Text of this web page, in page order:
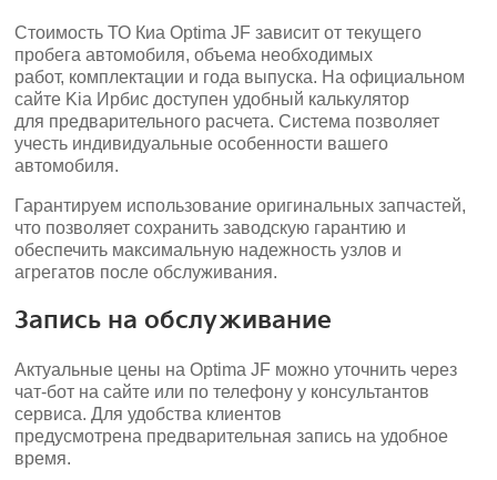
Стоимость ТО Киа Optima JF зависит от текущего
пробега автомобиля, объема необходимых
работ, комплектации и года выпуска. На официальном
сайте Kia Ирбис доступен удобный калькулятор
для предварительного расчета. Система позволяет
учесть индивидуальные особенности вашего
автомобиля.
Гарантируем использование оригинальных запчастей,
что позволяет сохранить заводскую гарантию и
обеспечить максимальную надежность узлов и
агрегатов после обслуживания.
Запись на обслуживание
Актуальные цены на Optima JF можно уточнить через
чат-бот на сайте или по телефону у консультантов
сервиса. Для удобства клиентов
предусмотрена предварительная запись на удобное
время.